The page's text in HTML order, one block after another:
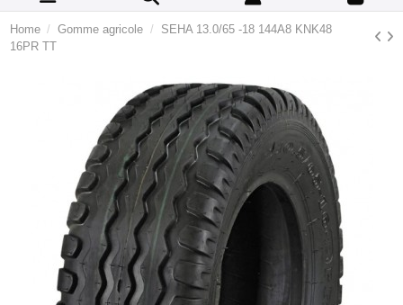
Home Gomme agricole
SEHA 13.0/65 -18 144A8 KNK48
16PR TT